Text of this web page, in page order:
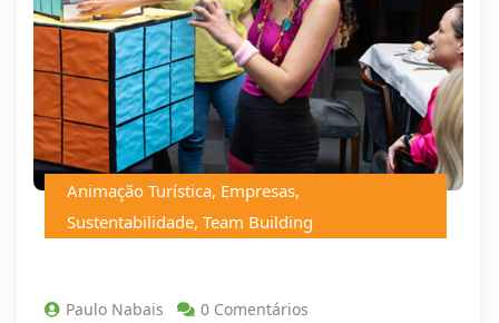
Animação Turística, Empresas,
Sustentabilidade, Team Building
Paulo Nabais 0 Comentários